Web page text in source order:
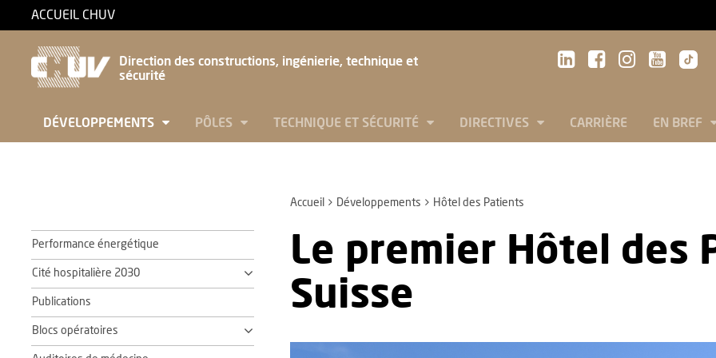
ACCUEIL CHUV
Direction des constructions, ingénierie, technique et
sécurité
DÉVELOPPEMENTS PÔLES TECHNIQUE ET SÉCURITÉ DIRECTIVES CARRIÈRE EN BREF
Accueil Développements Hôtel des Patients
Performance énergétique
Cité hospitalière 2030
Publications
Blocs opératoires
Le premier Hôtel des
Suisse